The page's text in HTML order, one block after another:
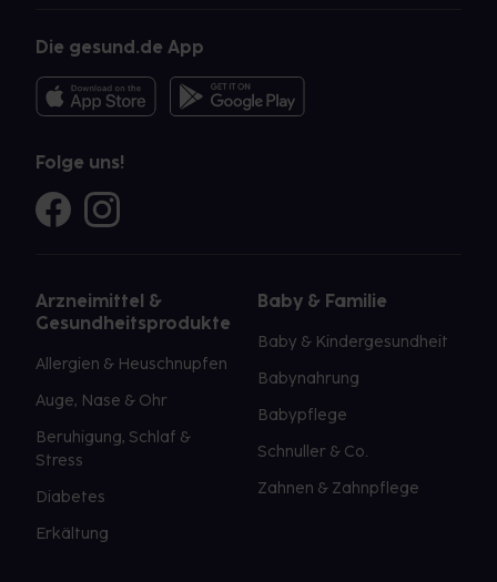
Die gesund.de App
Folge uns!
Arzneimittel &
Gesundheitsprodukte
Allergien & Heuschnupfen
Auge, Nase & Ohr
Beruhigung, Schlaf &
Stress
Diabetes
Erkältung
Baby & Familie
Baby & Kindergesundheit
Babynahrung
Babypflege
Schnuller & Co.
Zahnen & Zahnpflege